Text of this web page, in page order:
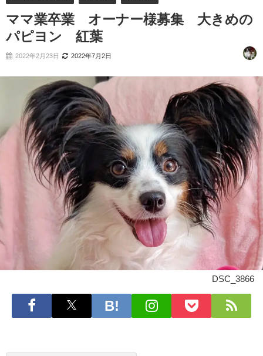
ママ業卒業 オーナー様募集 大きめの
パピヨン 紅葉
2022年2月23日 2022年7月2日
DSC_3866